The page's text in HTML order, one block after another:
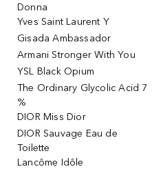
Donna
Yves Saint Laurent Y
Gisada Ambassador
Armani Stronger With You
YSL Black Opium
The Ordinary Glycolic Acid 7
%
DIOR Miss Dior
DIOR Sauvage Eau de
Toilette
Lancôme Idôle